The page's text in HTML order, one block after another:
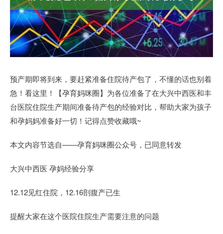
预产期即将到来，要赶紧准备住院待产包了，不懂的话也别着
急！看这里！【孕育妈咪圈】为各位准备了在大兴中西医和丰
台医院住院生产期间准备待产包的经验对比，帮助大家为孩子
和孕妈妈准备好一切！记得点赞收藏哦~
本文内容节选自——孕育妈咪圈公众号，已同意转发
大兴中西医 孕妈经验分享
12.12见红住院，12.16剖腹产已生
提醒大家在这个医院住院生产需要注意的问题